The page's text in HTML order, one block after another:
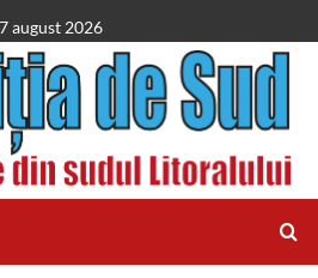
7 august 2026